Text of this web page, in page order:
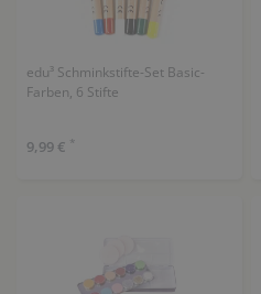
edu³ Schminkstifte-Set Basic-
Farben, 6 Stifte
9,99 € *